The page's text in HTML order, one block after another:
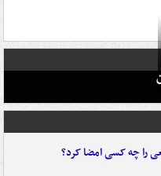
را چه کسی امضا کرد؟